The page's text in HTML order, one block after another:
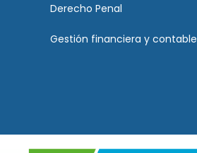
Derecho Penal
Gestión financiera y contable